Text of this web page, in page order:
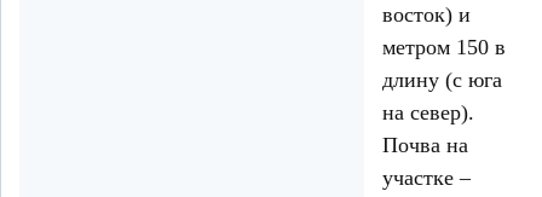
восток) и
метром 150 в
длину (с юга
на север).
Почва на
участке –